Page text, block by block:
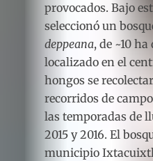
provocados. Bajo
seleccionó un
deppeana, de ~10
localizado en el
hongos se
recorridos de
las temporadas de
2015 y 2016. El
municipio